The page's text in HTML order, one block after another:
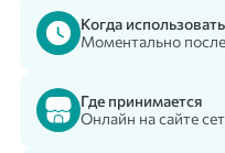
Когда использовать
Моментально
Где принимается
Онлайн на сайте